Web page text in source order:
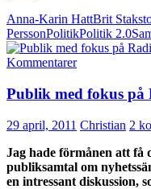
Anna-Karin HattBrit
PerssonPolitikPolitik 2.0
Kommentarer
Publik med fokus på
29 april, 2011 Christian 2
Jag hade förmånen att få
publiksamtal om
en intressant diskussion,